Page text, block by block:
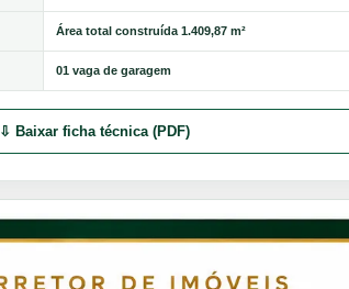
Área total construída 1.409,87 m²
01 vaga de garagem
⇩ Baixar ficha técnica (PDF)